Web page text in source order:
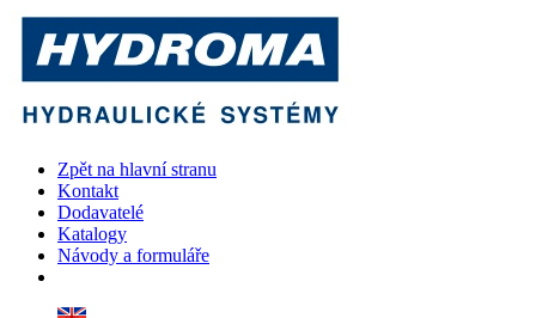
Zpět na hlavní stranu
Kontakt
Dodavatelé
Katalogy
Návody a formuláře